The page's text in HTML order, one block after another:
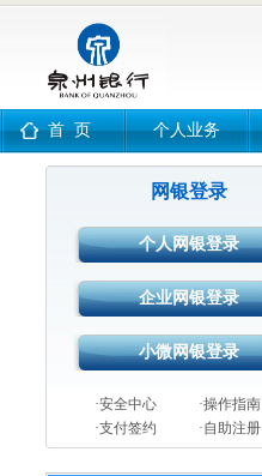
个人业务
首 页
网银登录
·安全中心
·操作指南
·支付签约
·自助注册